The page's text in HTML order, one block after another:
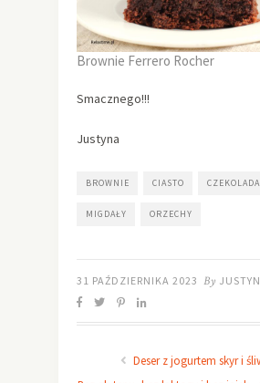
Brownie Ferrero Rocher
Smacznego!!!
Justyna
BROWNIE CIASTO CZEKOLADA
MIGDAŁY ORZECHY
31 PAŹDZIERNIKA 2023 By
Deser z jogurtem skyr i